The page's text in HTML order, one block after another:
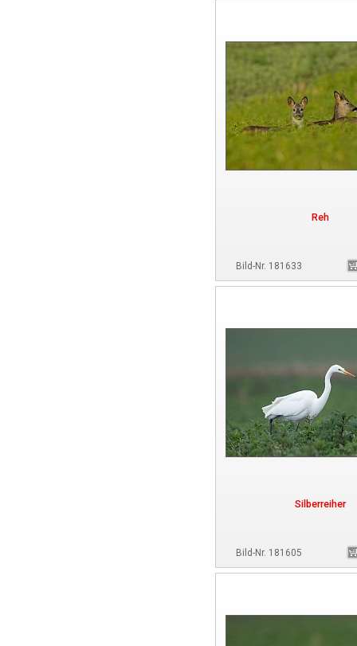
Reh
Bild-Nr. 181633
Silberreiher
Bild-Nr. 181605